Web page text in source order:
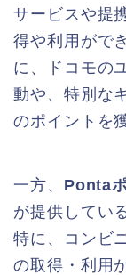
サービスや提
得や利用がで
に、ドコモの
動や、特別な
のポイントを
一方、 Ponta
が提供してい
特に、コンビ
の取得・利用